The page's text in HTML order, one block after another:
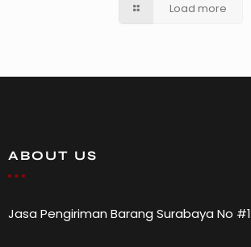
Load more
ABOUT US
Jasa Pengiriman Barang Surabaya No #1